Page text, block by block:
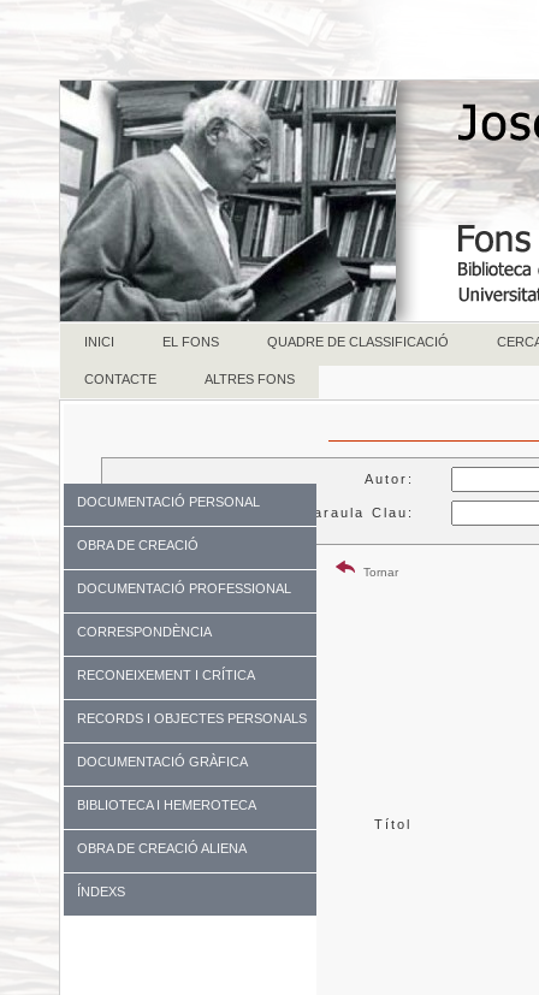
INICI EL FONS QUADRE DE CLASSIFICACIÓ
CONTACTE ALTRES FONS
DOCUMENTACIÓ PERSONAL
OBRA DE CREACIÓ
DOCUMENTACIÓ PROFESSIONAL
CORRESPONDÈNCIA
RECONEIXEMENT I CRÍTICA
RECORDS I OBJECTES PERSONALS
DOCUMENTACIÓ GRÀFICA
BIBLIOTECA I HEMEROTECA
OBRA DE CREACIÓ ALIENA
ÍNDEXS
Autor:
Paraula Clau:
Tornar
Títol